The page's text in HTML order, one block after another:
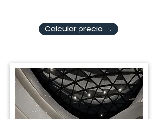
Calcular precio →